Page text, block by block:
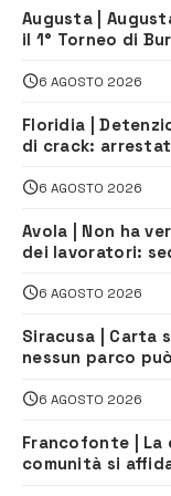
Augusta |
il 1° Torneo di
6 AGOSTO 2026
Floridia |
di crack:
6 AGOSTO 2026
Avola | Non ha
dei lavoratori:
climatizzazione
6 AGOSTO 2026
Siracusa | Carta
nessun parco
6 AGOSTO 2026
Francofonte |
comunità si